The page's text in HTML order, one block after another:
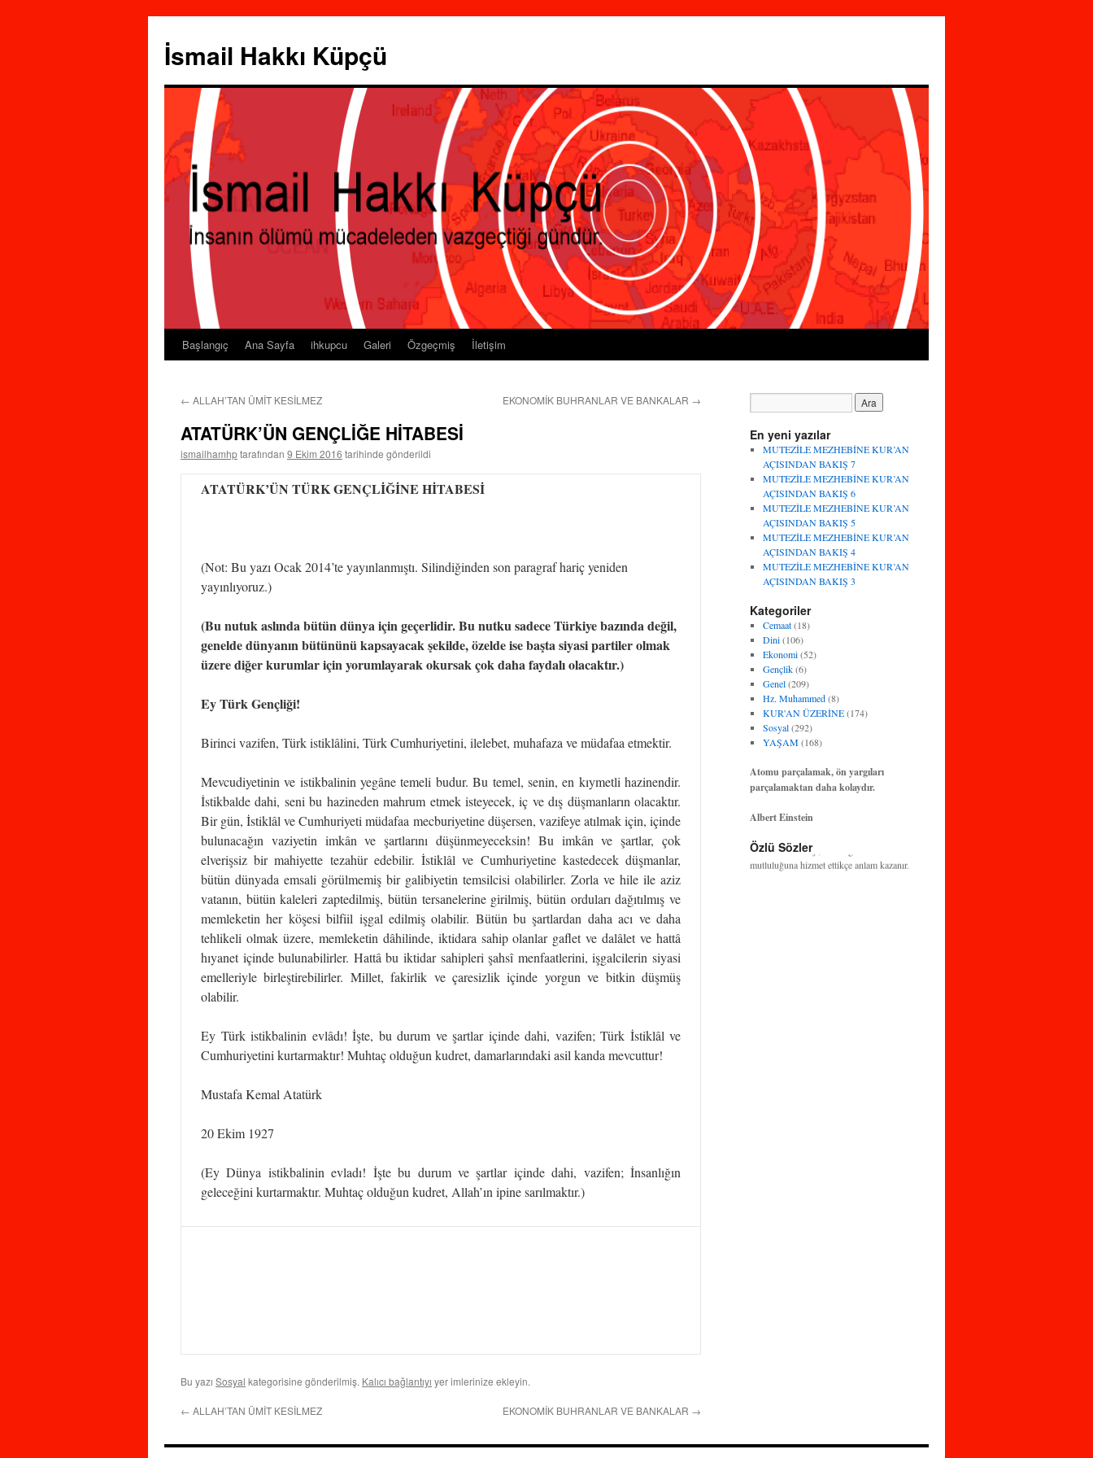
İsmail Hakkı Küpçü
Başlangıç Ana Sayfa ihkupcu Galeri Özgeçmiş İletişim
← ALLAH’TAN ÜMİT KESİLMEZ EKONOMİK BUHRANLAR VE BANKALAR →
ATATÜRK’ÜN GENÇLİĞE HİTABESİ
ismailhamhptarafından 9 Ekim 2016 tarihinde gönderildi
ATATÜRK’ÜN TÜRK GENÇLİĞİNE HİTABESİ
(Not: Bu yazı Ocak 2014’te yayınlanmıştı. Silindiğinden son paragraf hariç yeniden
yayınlıyoruz.)
(Bu nutuk aslında bütün dünya için geçerlidir. Bu nutku sadece Türkiye bazında değil,
genelde dünyanın bütününü kapsayacak şekilde, özelde ise başta siyasi partiler olmak
üzere diğer kurumlar için yorumlayarak okursak çok daha faydalı olacaktır.)
Ey Türk Gençliği!
Birinci vazifen, Türk istiklâlini, Türk Cumhuriyetini, ilelebet, muhafaza ve müdafaa etmektir.
Mevcudiyetinin ve istikbalinin yegâne temeli budur. Bu temel, senin, en kıymetli hazinendir.
İstikbalde dahi, seni bu hazineden mahrum etmek isteyecek, iç ve dış düşmanların olacaktır.
Bir gün, İstiklâl ve Cumhuriyeti müdafaa mecburiyetine düşersen, vazifeye atılmak için, içinde
bulunacağın vaziyetin imkân ve şartlarını düşünmeyeceksin! Bu imkân ve şartlar, çok
elverişsiz bir mahiyette tezahür edebilir. İstiklâl ve Cumhuriyetine kastedecek düşmanlar,
bütün dünyada emsali görülmemiş bir galibiyetin temsilcisi olabilirler. Zorla ve hile ile aziz
vatanın, bütün kaleleri zaptedilmiş, bütün tersanelerine girilmiş, bütün orduları dağıtılmış ve
memleketin her köşesi bilfiil işgal edilmiş olabilir. Bütün bu şartlardan daha acı ve daha
tehlikeli olmak üzere, memleketin dâhilinde, iktidara sahip olanlar gaflet ve dalâlet ve hattâ
hıyanet içinde bulunabilirler. Hattâ bu iktidar sahipleri şahsî menfaatlerini, işgalcilerin siyasi
emelleriyle birleştirebilirler. Millet, fakirlik ve çaresizlik içinde yorgun ve bitkin düşmüş
olabilir.
Ey Türk istikbalinin evlâdı! İşte, bu durum ve şartlar içinde dahi, vazifen; Türk İstiklâl ve
Cumhuriyetini kurtarmaktır! Muhtaç olduğun kudret, damarlarındaki asil kanda mevcuttur!
Mustafa Kemal Atatürk
20 Ekim 1927
(Ey Dünya istikbalinin evladı! İşte bu durum ve şartlar içinde dahi, vazifen; İnsanlığın
geleceğini kurtarmaktır. Muhtaç olduğun kudret, Allah’ın ipine sarılmaktır.)
Bu yazı Sosyal kategorisine gönderilmiş. Kalıcı bağlantıyı yer imlerinize ekleyin.
← ALLAH’TAN ÜMİT KESİLMEZ EKONOMİK BUHRANLAR VE BANKALAR →
En yeni yazılar
MUTEZİLE MEZHEBİNE KUR’AN
AÇISINDAN BAKIŞ 7
MUTEZİLE MEZHEBİNE KUR’AN
AÇISINDAN BAKIŞ 6
MUTEZİLE MEZHEBİNE KUR’AN
AÇISINDAN BAKIŞ 5
MUTEZİLE MEZHEBİNE KUR’AN
AÇISINDAN BAKIŞ 4
MUTEZİLE MEZHEBİNE KUR’AN
AÇISINDAN BAKIŞ 3
Kategoriler
Cemaat(18)
Dini(106)
Ekonomi(52)
Gençlik(6)
Genel(209)
Hz. Muhammed(8)
KUR'AN ÜZERİNE(174)
Sosyal(292)
YAŞAM(168)
Atomu parçalamak, ön yargıları
parçalamaktan daha kolaydır.
Albert Einstein
Özlü Sözler
Bilim ve teknoloji, insanlığın huzuruna ve
mutluluğuna hizmet ettikçe anlam kazanır.